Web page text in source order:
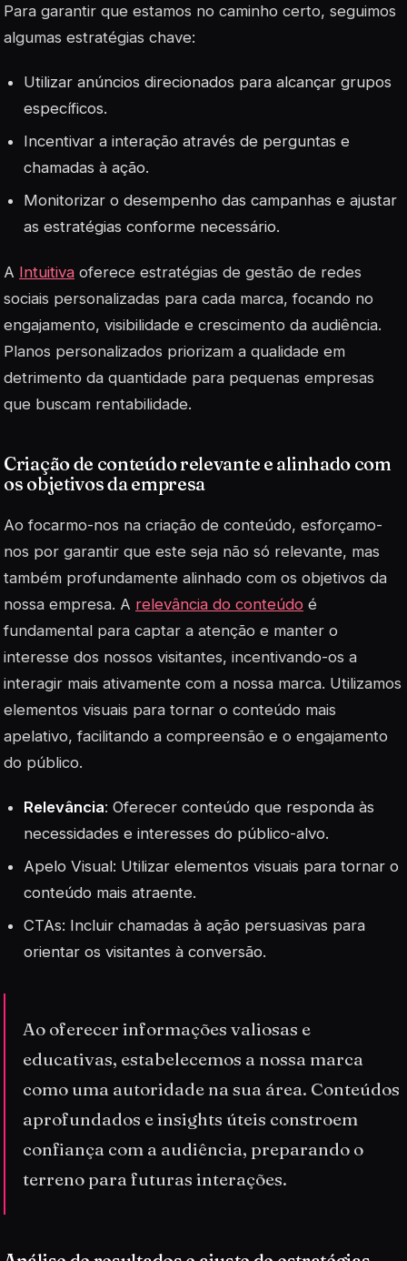
Para garantir que estamos no caminho certo, seguimos
algumas estratégias chave:
Utilizar anúncios direcionados para alcançar grupos
específicos.
Incentivar a interação através de perguntas e
chamadas à ação.
Monitorizar o desempenho das campanhas e ajustar
as estratégias conforme necessário.
A Intuitiva oferece estratégias de gestão de redes
sociais personalizadas para cada marca, focando no
engajamento, visibilidade e crescimento da audiência.
Planos personalizados priorizam a qualidade em
detrimento da quantidade para pequenas empresas
que buscam rentabilidade.
Criação de conteúdo relevante e alinhado com
os objetivos da empresa
Ao focarmo-nos na criação de conteúdo, esforçamo-
nos por garantir que este seja não só relevante, mas
também profundamente alinhado com os objetivos da
nossa empresa. A relevância do conteúdo é
fundamental para captar a atenção e manter o
interesse dos nossos visitantes, incentivando-os a
interagir mais ativamente com a nossa marca. Utilizamos
elementos visuais para tornar o conteúdo mais
apelativo, facilitando a compreensão e o engajamento
do público.
Relevância: Oferecer conteúdo que responda às
necessidades e interesses do público-alvo.
Apelo Visual: Utilizar elementos visuais para tornar o
conteúdo mais atraente.
CTAs: Incluir chamadas à ação persuasivas para
orientar os visitantes à conversão.
Ao oferecer informações valiosas e
educativas, estabelecemos a nossa marca
como uma autoridade na sua área. Conteúdos
aprofundados e insights úteis constroem
confiança com a audiência, preparando o
terreno para futuras interações.